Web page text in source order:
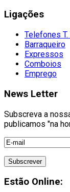
Ligações
Telefones
Barraqueiro
Expressos
Comboios
Emprego
News Letter
Subscreva a
publicamos "na
Estão Online: